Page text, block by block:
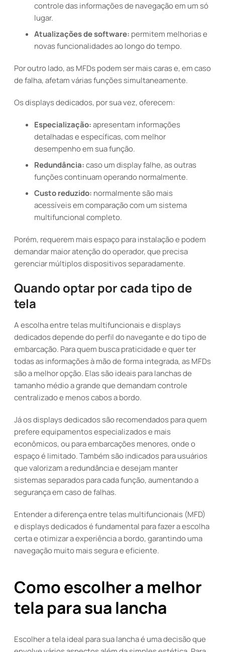
controle das informações de navegação em um só
lugar.
Atualizações de software: permitem melhorias e
novas funcionalidades ao longo do tempo.
Por outro lado, as MFDs podem ser mais caras e, em caso
de falha, afetam várias funções simultaneamente.
Os displays dedicados, por sua vez, oferecem:
Especialização:apresentam informações
detalhadas e específicas, com melhor
desempenho em sua função.
Redundância:caso um display falhe, as outras
funções continuam operando normalmente.
Custo reduzido: normalmente são mais
acessíveis em comparação com um sistema
multifuncional completo.
Porém, requerem mais espaço para instalação e podem
demandar maior atenção do operador, que precisa
gerenciar múltiplos dispositivos separadamente.
Quando optar por cada tipo de
tela
A escolha entre telas multifuncionais e displays
dedicados depende do perfil do navegante e do tipo de
embarcação. Para quem busca praticidade e quer ter
todas as informações à mão de forma integrada, as MFDs
são a melhor opção. Elas são ideais para lanchas de
tamanho médio a grande que demandam controle
centralizado e menos cabos a bordo.
Já os displays dedicados são recomendados para quem
prefere equipamentos especializados e mais
econômicos, ou para embarcações menores, onde o
espaço é limitado. Também são indicados para usuários
que valorizam a redundância e desejam manter
sistemas separados para cada função, aumentando a
segurança em caso de falhas.
Entender a diferença entre telas multifuncionais (MFD)
e displays dedicados é fundamental para fazer a escolha
certa e otimizar a experiência a bordo, garantindo uma
navegação muito mais segura e eficiente.
Como escolher a melhor
tela para sua lancha
Escolher a tela ideal para sua lancha é uma decisão que